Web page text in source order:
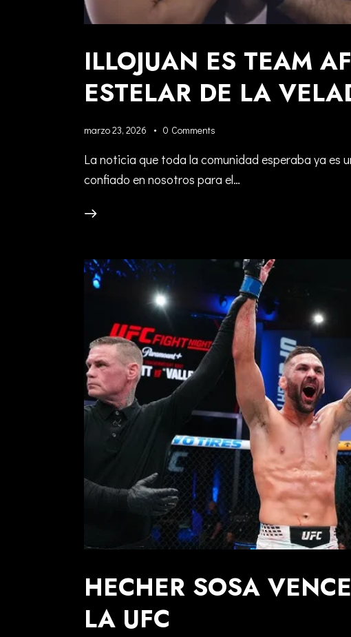
ILLOJUAN ES TEAM
ESTELAR DE LA
marzo 23, 2026 0 Comments
La noticia que toda la comunidad esperaba ya es
confiado en nosotros para el…
HECHER SOSA
LA UFC